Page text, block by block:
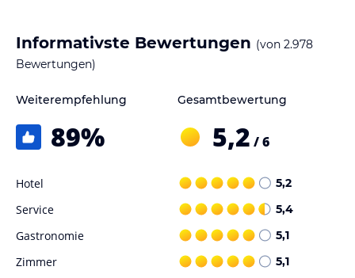
Informativste Bewertungen (von 2.978
Bewertungen)
Weiterempfehlung
89%
Gesamtbewertung
5,2 / 6
Hotel 5,2
Service 5,4
Gastronomie 5,1
Zimmer 5,1